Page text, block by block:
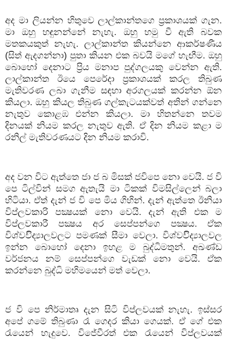
අද මා ලියන්න හිතුවෙ ලාල්කාන්තගෙ ප්‍රකාශයක් ගැන.
මා
ඔහු හඳුනන්නේ නැහැ. ඔහු හමු වී ඇති
බවක
මතකයකුත් නැහැ. ලාල්කාන්ත කියන්නෙ ආකර්ෂණීය
(සිත් ඇදගන්නා) පුතා කියන එක බවයි මගේ හැඟීම. ඔහු
බොහෝ දෙනාට ප්‍රිය මනාප පුද්ගලයකු වෙන්න ඇති.
ලාල්කාන්ත
ඊයෙ පෙරේදා ප්‍රකාශයක් කරල
තිබුණ
මැතිවරණ ලබා ගැනීම සඳහා අරගලයක් කරන්න ඕන
කියලා.ඔහු කියල තිබුණ ගල්කැටයක්වත් අතින් ගන්නෙ
නැතුව
කොළඹ එන්න කියලා. මා හිතන්නෙ
තවම
දිනයක් නියම කරල නැතුව ඇති. ඒ දින නියම කළා ම
රනිල් මැතිවරණයට දින නියම කරාවි.
අද වන විට ඇත්තෙ ජා ජ බ මිසක් ජවිපෙ නො වෙයි. ජ වි
පෙ ටිල්වින් සමග ඇතැයි මා ටිකක් විමසිල්ලෙන් බලා
හිටියා.ඒත් දැන් ජ වි පෙ මිය ගිහින්. දැන් ඇත්තෙ ඊනියා
විප්ලවකාරි
පක්‍ෂයක් නො වෙයි.දැන් ඇති එක
ම
විප්ලවකාරී
පක්‍ෂය අර සෙප්පන්ගෙ පක්‍ෂය.ඒක
විශ්වවිිද්‍යාලවලට පමණක් සීමා වෙලා. විශ්වවිිද්‍යාලවල
ඉන්න
බොහෝ දෙනා ඉහළ ම බුද්ධිමතුන්.අඛණ්ඩ
වර්ජනය
නම් සෙප්පන්ගෙ වැඩක් නො වෙයි.ඒක
කරන්නෙ බුද්ධි මහිමයෙන් මත් වෙලා.
ජ වි පෙ නිර්මාතෘ දැන සිටි විප්ලවයක් නැහැ. ඉස්සර
අපේ ගමේ තිබුණා රෑ ගෙදර කියා ගෙයක්. ඒ ගේ එක
රැයෙන්
හැදුවෙ. විජේවීරත් එක රැයෙන්
විප්ලවයක්